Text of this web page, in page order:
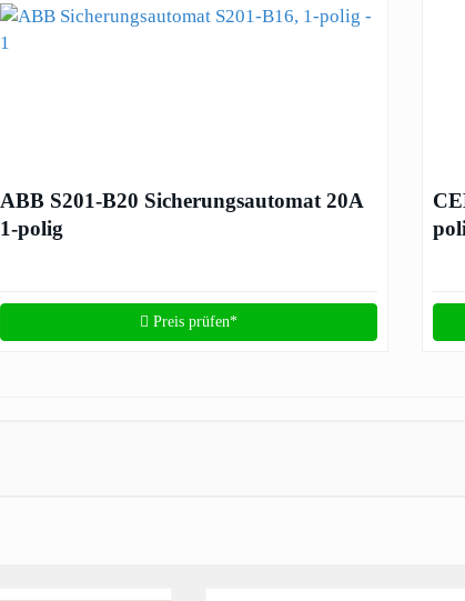
ABB S201-B20 Sicherungsautomat 20A
1-polig
Preis prüfen*